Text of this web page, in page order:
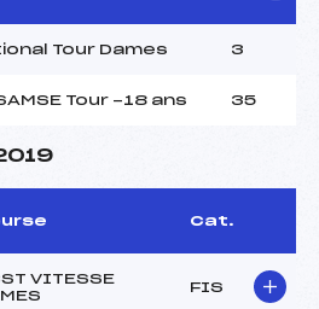
Tour Dames 3
Tour -18 ans 35
Cat.
VITESSE
FIS